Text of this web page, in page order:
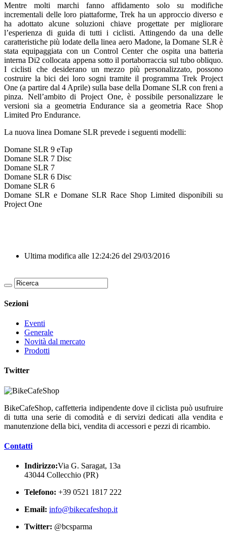
Mentre molti marchi fanno affidamento solo su modifiche
incrementali delle loro piattaforme, Trek ha un approccio diverso e
ha adottato alcune soluzioni chiave progettate per migliorare
l’esperienza di guida di tutti i ciclisti. Attingendo da una delle
caratteristiche più lodate della linea aero Madone, la Domane SLR è
stata equipaggiata con un Control Center che ospita una batteria
interna Di2 collocata appena sotto il portaborraccia sul tubo obliquo.
I ciclisti che desiderano un mezzo più personalizzato, possono
costruire la bici dei loro sogni tramite il programma Trek Project
One (a partire dal 4 Aprile) sulla base della Domane SLR con freni a
pinza. Nell’ambito di Project One, è possibile personalizzare le
versioni sia a geometria Endurance sia a geometria Race Shop
Limited Pro Endurance.
La nuova linea Domane SLR prevede i seguenti modelli:
Domane SLR 9 eTap
Domane SLR 7 Disc
Domane SLR 7
Domane SLR 6 Disc
Domane SLR 6
Domane SLR e Domane SLR Race Shop Limited disponibili su
Project One
Ultima modifica alle 12:24:26 del 29/03/2016
Sezioni
Eventi
Generale
Novità dal mercato
Prodotti
Twitter
BikeCafeShop, caffetteria indipendente dove il ciclista può usufruire
di tutta una serie di comodità e di servizi dedicati alla vendita e
manutenzione della bici, vendita di accessori e pezzi di ricambio.
Contatti
Indirizzo:Via G. Saragat, 13a
43044 Collecchio (PR)
Telefono: +39 0521 1817 222
Email: info@bikecafeshop.it
Twitter: @bcsparma